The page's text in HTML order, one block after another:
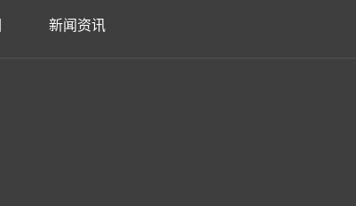
新闻资讯